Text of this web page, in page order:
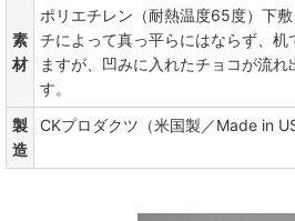
素
材
ポリエチレン（耐熱温度65度）下
チによって真っ平らにはならず、机
ますが、凹みに入れたチョコが流れ
す。
製
造
CKプロダクツ（米国製／Made in